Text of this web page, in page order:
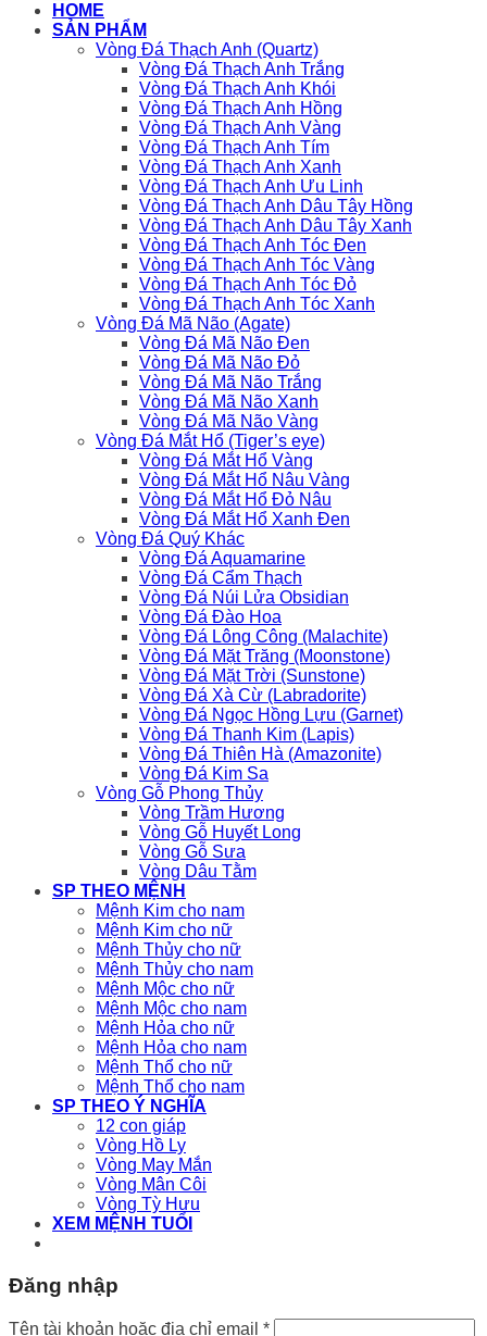
HOME
SẢN PHẨM
Vòng Đá Thạch Anh (Quartz)
Vòng Đá Thạch Anh Trắng
Vòng Đá Thạch Anh Khói
Vòng Đá Thạch Anh Hồng
Vòng Đá Thạch Anh Vàng
Vòng Đá Thạch Anh Tím
Vòng Đá Thạch Anh Xanh
Vòng Đá Thạch Anh Ưu Linh
Vòng Đá Thạch Anh Dâu Tây Hồng
Vòng Đá Thạch Anh Dâu Tây Xanh
Vòng Đá Thạch Anh Tóc Đen
Vòng Đá Thạch Anh Tóc Vàng
Vòng Đá Thạch Anh Tóc Đỏ
Vòng Đá Thạch Anh Tóc Xanh
Vòng Đá Mã Não (Agate)
Vòng Đá Mã Não Đen
Vòng Đá Mã Não Đỏ
Vòng Đá Mã Não Trắng
Vòng Đá Mã Não Xanh
Vòng Đá Mã Não Vàng
Vòng Đá Mắt Hổ (Tiger’s eye)
Vòng Đá Mắt Hổ Vàng
Vòng Đá Mắt Hổ Nâu Vàng
Vòng Đá Mắt Hổ Đỏ Nâu
Vòng Đá Mắt Hổ Xanh Đen
Vòng Đá Quý Khác
Vòng Đá Aquamarine
Vòng Đá Cẩm Thạch
Vòng Đá Núi Lửa Obsidian
Vòng Đá Đào Hoa
Vòng Đá Lông Công (Malachite)
Vòng Đá Mặt Trăng (Moonstone)
Vòng Đá Mặt Trời (Sunstone)
Vòng Đá Xà Cừ (Labradorite)
Vòng Đá Ngọc Hồng Lựu (Garnet)
Vòng Đá Thanh Kim (Lapis)
Vòng Đá Thiên Hà (Amazonite)
Vòng Đá Kim Sa
Vòng Gỗ Phong Thủy
Vòng Trầm Hương
Vòng Gỗ Huyết Long
Vòng Gỗ Sưa
Vòng Dâu Tằm
SP THEO MỆNH
Mệnh Kim cho nam
Mệnh Kim cho nữ
Mệnh Thủy cho nữ
Mệnh Thủy cho nam
Mệnh Mộc cho nữ
Mệnh Mộc cho nam
Mệnh Hỏa cho nữ
Mệnh Hỏa cho nam
Mệnh Thổ cho nữ
Mệnh Thổ cho nam
SP THEO Ý NGHĨA
12 con giáp
Vòng Hồ Ly
Vòng May Mắn
Vòng Mân Côi
Vòng Tỳ Hưu
XEM MỆNH TUỔI
Đăng nhập
Tên tài khoản hoặc địa chỉ email *Bắt